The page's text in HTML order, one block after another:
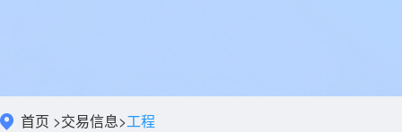
首页 >交易信息>工程